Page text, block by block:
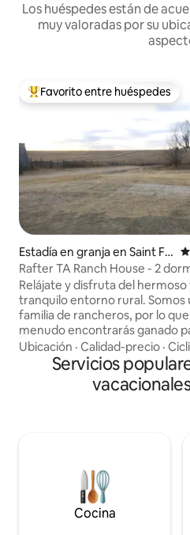
Los huéspedes están de
muy valoradas por su
Favorito entre huéspedes
Favorito entre huéspedes
Estadía en granja en Saint Fr
ancis
Rafter TA Ranch House - 2
Se admiten mascotas y caballos
Relájate y disfruta del hermoso
tranquilo entorno rural. Somos
familia de rancheros, por lo
menudo encontrarás ganado
cerca y heno siendo embalado
verano. Trae tu bicicleta/
tenis para recorrer kilómetros
caminos rurales. ¡Tus
garantizados. Ya sea que te quedes una
noche de paso o vengas a cazar
días/semanas, ¡nos encantaría
Ubicación · Calidad-precio ·
Servicios
Cocina